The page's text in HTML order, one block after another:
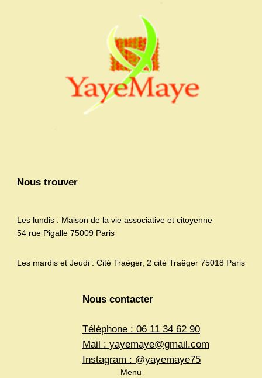
Nous trouver
Les lundis : Maison de la vie associative et citoyenne
54 rue Pigalle 75009 Paris
Les mardis et Jeudi : Cité Traëger, 2 cité Traëger 75018 Paris
Nous contacter
Téléphone : 06 11 34 62 90
Mail : yayemaye@gmail.com
Instagram : @yayemaye75
Menu